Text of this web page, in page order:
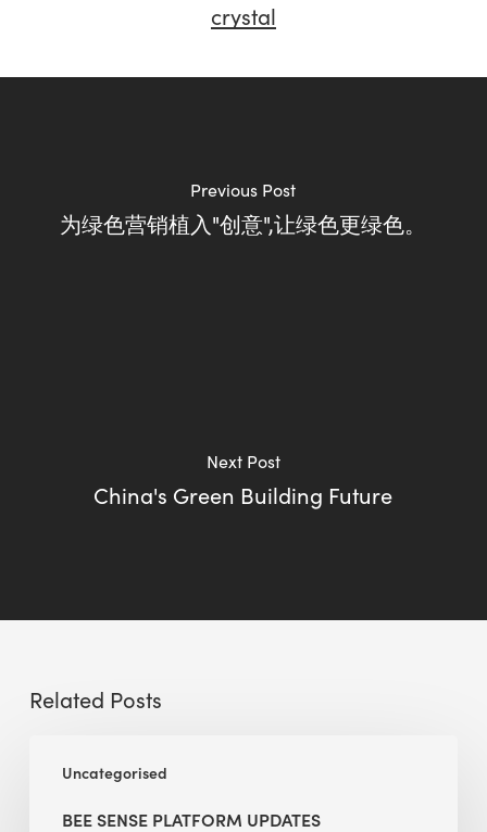
crystal
Previous Post
为绿色营销植入"创意",让绿色更绿色。
Next Post
China's Green Building Future
Related Posts
Uncategorised
Sense
BEE SENSE PLATFORM UPDATES